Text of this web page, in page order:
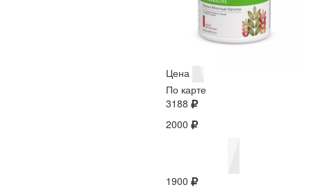
Цена
По карте
3188
2000
1900